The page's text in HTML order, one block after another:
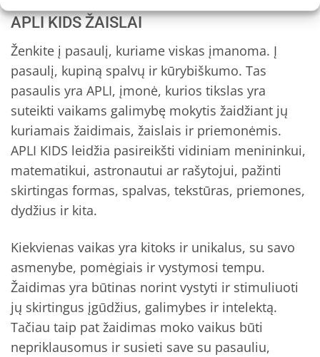
APLI KIDS ŽAISLAI
Ženkite į pasaulį, kuriame viskas įmanoma. Į
pasaulį, kupiną spalvų ir kūrybiškumo. Tas
pasaulis yra APLI, įmonė, kurios tikslas yra
suteikti vaikams galimybę mokytis žaidžiant jų
kuriamais žaidimais, žaislais ir priemonėmis.
APLI KIDS leidžia pasireikšti vidiniam menininkui,
matematikui, astronautui ar rašytojui, pažinti
skirtingas formas, spalvas, tekstūras, priemones,
dydžius ir kita.
Kiekvienas vaikas yra kitoks ir unikalus, su savo
asmenybe, pomėgiais ir vystymosi tempu.
Žaidimas yra būtinas norint vystyti ir stimuliuoti
jų skirtingus įgūdžius, galimybes ir intelektą.
Tačiau taip pat žaidimas moko vaikus būti
nepriklausomus ir susieti save su pasauliu,